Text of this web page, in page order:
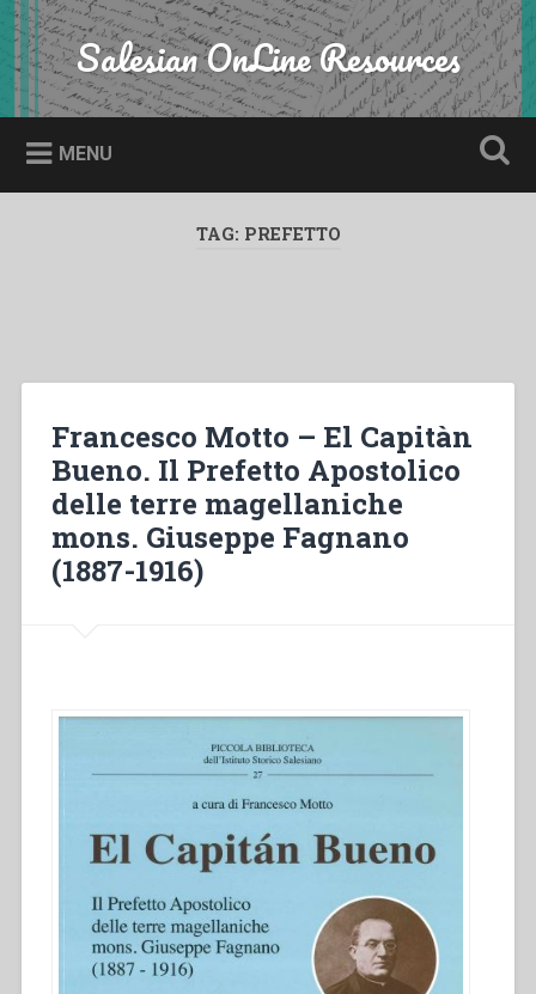
Skip
to
content
Search Salesian OnLine Resources
MENU
TAG: PREFETTO
Francesco Motto – El Capitàn
Bueno. Il Prefetto Apostolico
delle terre magellaniche
mons. Giuseppe Fagnano
(1887-1916)